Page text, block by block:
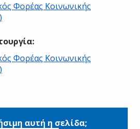
Φορέας Κοινωνικής
:
Φορέας Κοινωνικής
αυτή η σελίδα;